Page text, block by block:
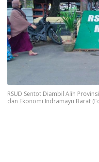
RSUD Sentot Diambil Alih
dan Ekonomi Indramayu Barat